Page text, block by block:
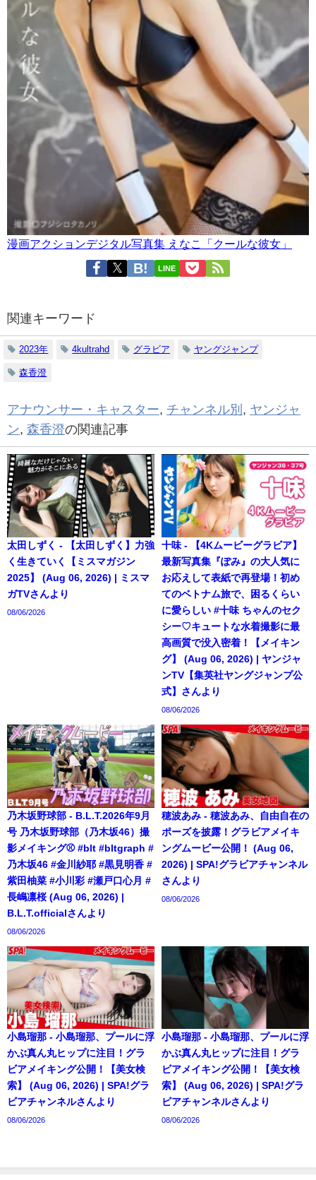
漫画アクションデジタル写真集 えなこ「クールな彼女」
LINE
関連キーワード
2023年 4kultrahd グラビア ヤングジャンプ
森香澄
アナウンサー・キャスター, チャンネル別 , ヤンジャ
ン, 森香澄の関連記事
太田しずく - 【太田しずく】力強
く生きていく【ミスマガジン
2025】 (Aug 06, 2026) | ミスマ
ガTVさんより
08/06/2026
十味 - 【4Kムービーグラビア】
最新写真集『ぽみ』の大人気に
お応えして表紙で再登場！初め
てのベトナム旅で、困るくらい
に愛らしい #十味 ちゃんのセク
シー♡キュートな水着撮影に最
高画質で没入密着！【メイキン
グ】 (Aug 06, 2026) | ヤンジャ
ンTV【集英社ヤングジャンプ公
式】さんより
08/06/2026
乃木坂野球部 - B.L.T.2026年9月
号 乃木坂野球部（乃木坂46）撮
影メイキング⚾️ #blt #bltgraph #
乃木坂46 #金川紗耶 #黒見明香 #
紫田柚菜 #小川彩 #瀬戸口心月 #
長嶋凛桜 (Aug 06, 2026) |
B.L.T.officialさんより
08/06/2026
穂波あみ - 穂波あみ、自由自在の
ポーズを披露！グラビアメイキ
ングムービー公開！ (Aug 06,
2026) | SPA!グラビアチャンネル
さんより
08/06/2026
小島瑠那 - 小島瑠那、プールに浮
かぶ真ん丸ヒップに注目！グラ
ビアメイキング公開！【美女検
索】 (Aug 06, 2026) | SPA!グラ
ビアチャンネルさんより
08/06/2026
小島瑠那 - 小島瑠那、プールに浮
かぶ真ん丸ヒップに注目！グラ
ビアメイキング公開！【美女検
索】 (Aug 06, 2026) | SPA!グラ
ビアチャンネルさんより
08/06/2026